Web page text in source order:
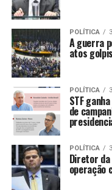
POLÍTICA
A guerra
atos
POLÍTICA
STF
de
POLÍTICA
Diretor da
operação